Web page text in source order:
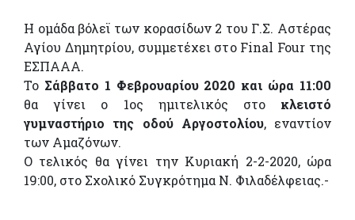
Η ομάδα βόλεϊ των κορασίδων 2 του Γ.Σ. Αστέρας
Αγίου Δημητρίου, συμμετέχει στο Final Four της
ΕΣΠΑΑΑ.
Το Σάββατο 1 Φεβρουαρίου 2020 και ώρα 11:00
θα γίνει ο 1ος ημιτελικός στο κλειστό
γυμναστήριο της οδού Αργοστολίου, εναντίον
των Αμαζόνων.
Ο τελικός θα γίνει την Κυριακή 2-2-2020, ώρα
19:00, στο Σχολικό Συγκρότημα Ν. Φιλαδέλφειας.-